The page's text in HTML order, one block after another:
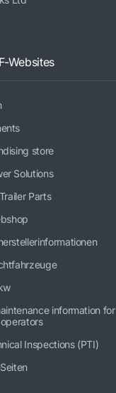
Websites
store
Solutions
Parts
information for
Inspections (PTI)